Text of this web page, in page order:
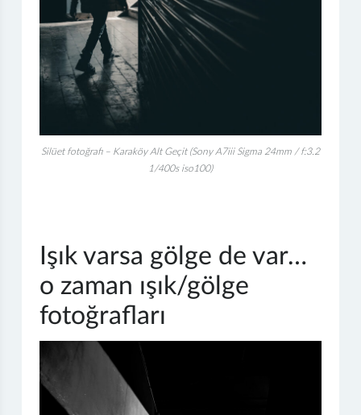
Silüet fotoğrafı – Karaköy Alt Geçit (Sony A7iii Sigma 24mm / f:3.2
1/400s iso100)
Işık varsa gölge de var…
o zaman ışık/gölge
fotoğrafları